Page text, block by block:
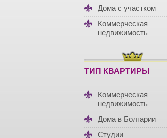
Дома с участком
Коммерческая
недвижимость
ТИП КВАРТИРЫ
Коммерческая
недвижимость
Дома в Болгарии
Студии